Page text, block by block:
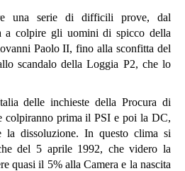
una serie di difficili prove, dal
a colpire gli uomini di spicco della
Paolo II, fino alla sconfitta del
scandalo della Loggia P2, che lo
delle inchieste della Procura di
colpiranno prima il PSI e poi la DC,
la dissoluzione. In questo clima si
del 5 aprile 1992, che videro la
quasi il 5% alla Camera e la nascita